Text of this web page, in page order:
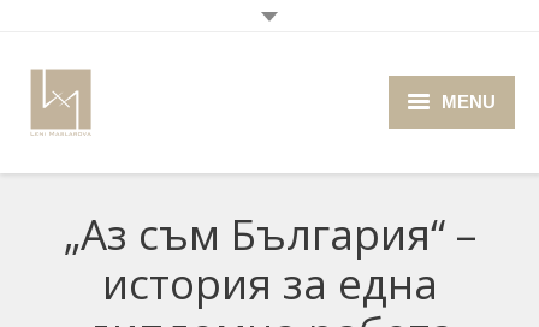
MENU
Home
About me
Portfolio
„Аз съм България“ –
история за една